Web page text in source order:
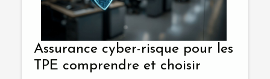
Assurance cyber-risque pour les
TPE comprendre et choisir